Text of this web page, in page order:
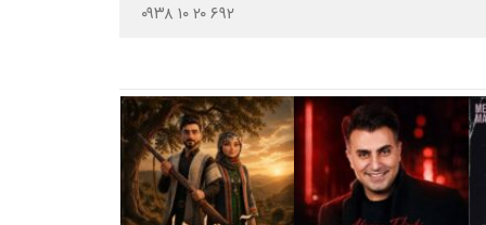
۰۹۳۸ ۱۰ ۲۰ ۶۹۲